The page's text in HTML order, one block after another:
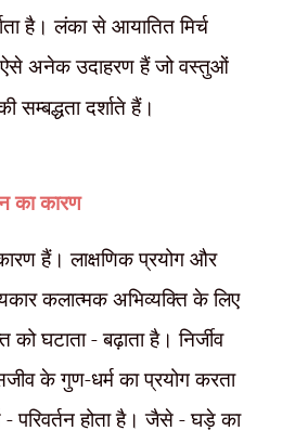
है। लंका से आयातित मिर्च
अनेक उदाहरण हैं जो वस्तुओं
सम्बद्धता दर्शाते हैं।
का कारण
हैं। लाक्षणिक प्रयोग और
कलात्मक अभिव्यक्ति के लिए
घटाता - बढ़ाता है। निर्जीव
के गुण-धर्म का प्रयोग करता
होता है। जैसे - घड़े का